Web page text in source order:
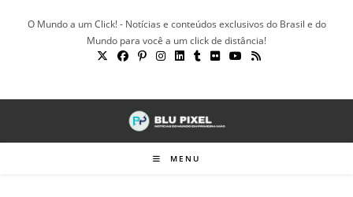
O Mundo a um Click! - Notícias e conteúdos exclusivos do Brasil e do
Mundo para você a um click de distância!
MENU